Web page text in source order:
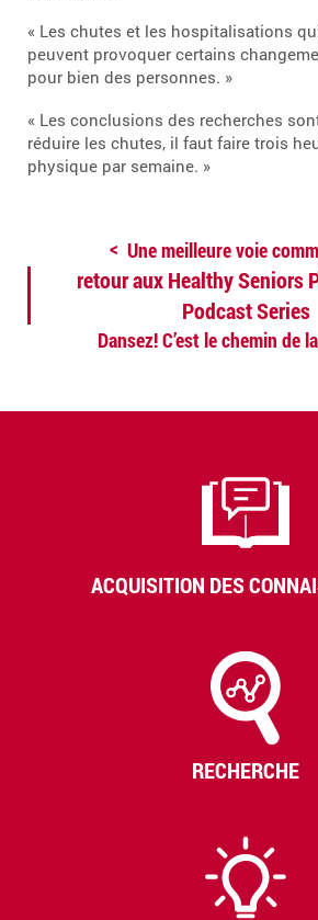
« Les chutes et les hospitalisations
peuvent provoquer certains
pour bien des personnes. »
« Les conclusions des recherches
réduire les chutes, il faut faire trois
physique par semaine. »
Une meilleure voie
retour aux Healthy Seniors
Podcast Series
Dansez! C’est le chemin de
ACQUISITION DES
RECHERCHE